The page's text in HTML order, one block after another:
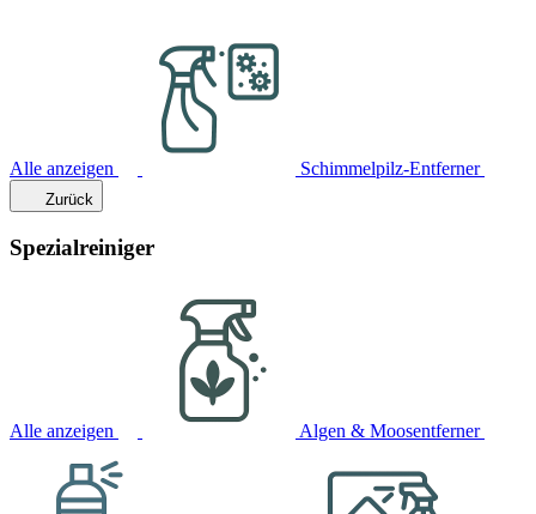
Alle anzeigen Schimmelpilz-Entferner
Zurück
Spezialreiniger
Alle anzeigen Algen & Moosentferner